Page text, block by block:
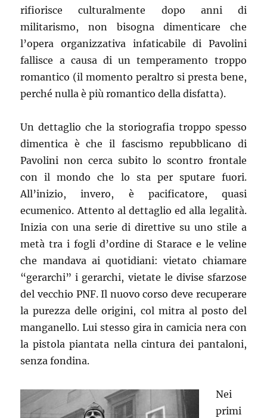
rifiorisce culturalmente dopo anni di
militarismo, non bisogna dimenticare che
l’opera organizzativa infaticabile di Pavolini
fallisce a causa di un temperamento troppo
romantico (il momento peraltro si presta bene,
perché nulla è più romantico della disfatta).
Un dettaglio che la storiografia troppo spesso
dimentica è che il fascismo repubblicano di
Pavolini non cerca subito lo scontro frontale
con il mondo che lo sta per sputare fuori.
All’inizio, invero, è pacificatore, quasi
ecumenico. Attento al dettaglio ed alla legalità.
Inizia con una serie di direttive su uno stile a
metà tra i fogli d’ordine di Starace e le veline
che mandava ai quotidiani: vietato chiamare
“gerarchi” i gerarchi, vietate le divise sfarzose
del vecchio PNF. Il nuovo corso deve recuperare
la purezza delle origini, col mitra al posto del
manganello. Lui stesso gira in camicia nera con
la pistola piantata nella cintura dei pantaloni,
senza fondina.
Nei
primi